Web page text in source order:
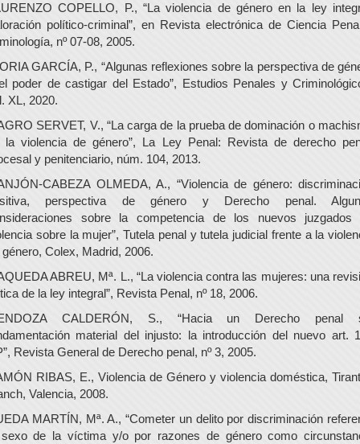
COPELLO, P., “La violencia de género en la ley
político-criminal”, en Revista electrónica de Ciencia
nº 07-08, 2005.
GARCÍA, P., “Algunas reflexiones sobre la perspectiva de
poder de castigar del Estado”, Estudios Penales y
XL, 2020.
SERVET, V., “La carga de la prueba de dominación o
la violencia de género”, La Ley Penal: Revista de derecho
y penitenciario, núm. 104, 2013.
CABEZA OLMEDA, A., “Violencia de género:
perspectiva de género y Derecho penal.
sobre la competencia de los nuevos juzgados
sobre la mujer”, Tutela penal y tutela judicial frente a la
género, Colex, Madrid, 2006.
ABREU, Mª. L., “La violencia contra las mujeres: una
de la ley integral”, Revista Penal, nº 18, 2006.
CALDERÓN, S., “Hacia un Derecho penal
material del injusto: la introducción del nuevo art.
Revista General de Derecho penal, nº 3, 2005.
RIBAS, E., Violencia de Género y violencia doméstica,
Valencia, 2008.
MARTÍN, Mª. A., “Cometer un delito por discriminación
de la víctima y/o por razones de género como